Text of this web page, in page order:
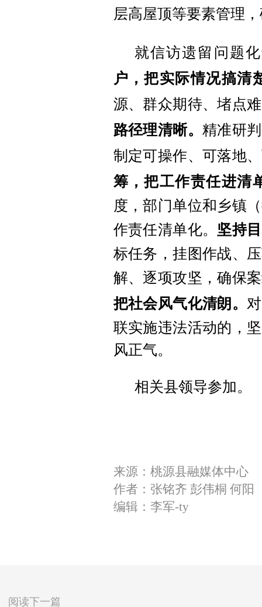
层高屋顶等要素管理
就信访遗留问题
户，把实际情况搞清
源、群众期待、堵点
路径理清晰。 精准研
制定可操作、可落地
筹，把工作责任进清
度，部门单位和乡镇
作责任清单化。 坚持
标任务，挂图作战、
解、逐项攻坚，确保
把社会风气化清朗。
联实施违法活动的，
风正气。
相关县领导参加。
来源：桃源县融媒体中心
作者：张铭齐 彭伟桐 何阳
编辑：李军-ty
阅读下一篇